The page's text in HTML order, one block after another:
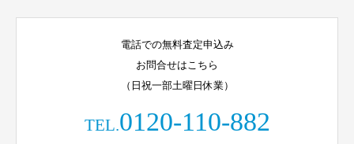
電話での無料査定申込み
お問合せはこちら
（日祝一部土曜日休業）
TEL.0120-110-882